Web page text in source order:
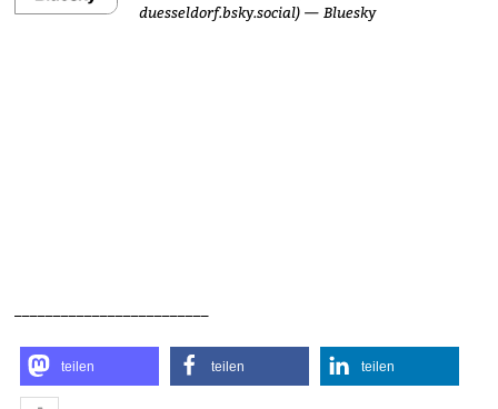
duesseldorf.bsky.social) — Bluesky
teilen teilen teilen